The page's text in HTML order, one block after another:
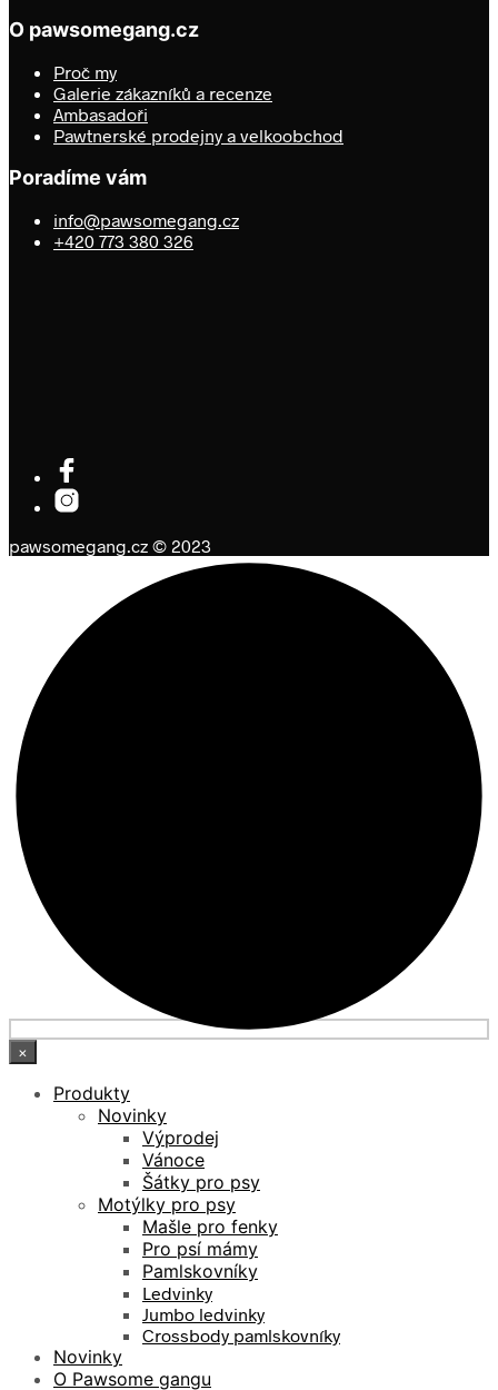
O pawsomegang.cz
Proč my
Galerie zákazníků a recenze
Ambasadoři
Pawtnerské prodejny a velkoobchod
Poradíme vám
info@pawsomegang.cz
+420 773 380 326
pawsomegang.cz © 2023
×
Produkty
Novinky
Výprodej
Vánoce
Šátky pro psy
Motýlky pro psy
Mašle pro fenky
Pro psí mámy
Pamlskovníky
Ledvinky
Jumbo ledvinky
Crossbody pamlskovníky
Novinky
O Pawsome gangu